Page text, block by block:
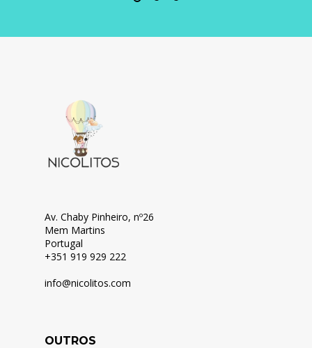
Av. Chaby Pinheiro, nº26
Mem Martins
Portugal
+351 919 929 222
info@nicolitos.com
OUTROS